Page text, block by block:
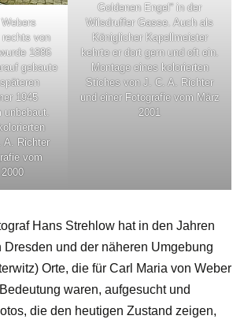
rechts von
1886
gebaute
1945
A. Richter
vom
Goldenen Engel“ in der
Wilsdruffer Gasse. Auch als
Königlicher Kapellmeister
kehrte er dort gern und oft ein.
Montage eines kolorierten
Stiches von J. C. A. Richter
und einer Fotografie vom März
2001
Hans Strehlow hat in den Jahren
Dresden und der näheren Umgebung
Orte, die für Carl Maria von Weber
waren, aufgesucht und
die den heutigen Zustand zeigen,